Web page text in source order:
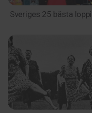
Sveriges 25 bästa